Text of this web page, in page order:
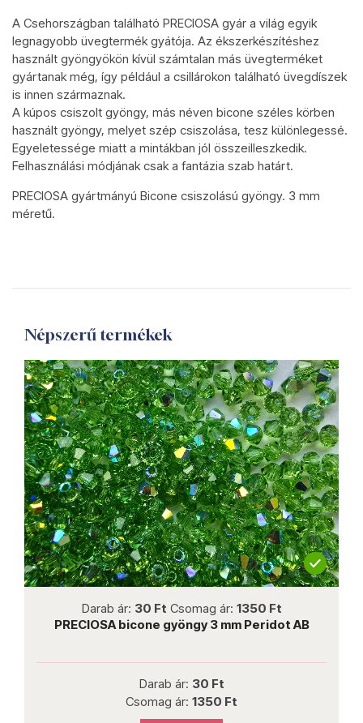
A Csehországban található PRECIOSA gyár a világ egyik
legnagyobb üvegtermék gyátója. Az ékszerkészítéshez
használt gyöngyökön kívül számtalan más üvegterméket
gyártanak még, így például a csillárokon található üvegdíszek
is innen származnak.
A kúpos csiszolt gyöngy, más néven bicone széles körben
használt gyöngy, melyet szép csiszolása, tesz különlegessé.
Egyeletessége miatt a mintákban jól összeilleszkedik.
Felhasználási módjának csak a fantázia szab határt.
PRECIOSA gyártmányú Bicone csiszolású gyöngy. 3 mm
méretű.
Népszerű termékek
Darab ár: 30 Ft Csomag ár: 1350 Ft
PRECIOSA bicone gyöngy 3 mm Peridot AB
Darab ár: 30 Ft
Csomag ár: 1350 Ft